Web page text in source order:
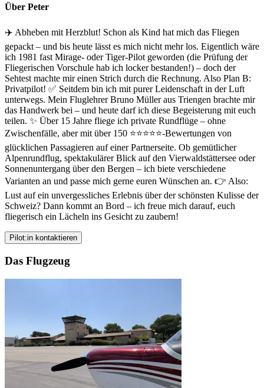
Über Peter
✈️ Abheben mit Herzblut! Schon als Kind hat mich das Fliegen
gepackt – und bis heute lässt es mich nicht mehr los. Eigentlich wäre
ich 1981 fast Mirage- oder Tiger-Pilot geworden (die Prüfung der
Fliegerischen Vorschule hab ich locker bestanden!) – doch der
Sehtest machte mir einen Strich durch die Rechnung. Also Plan B:
Privatpilot! ✅ Seitdem bin ich mit purer Leidenschaft in der Luft
unterwegs. Mein Fluglehrer Bruno Müller aus Triengen brachte mir
das Handwerk bei – und heute darf ich diese Begeisterung mit euch
teilen. ✨ Über 15 Jahre fliege ich private Rundflüge – ohne
Zwischenfälle, aber mit über 150 ⭐⭐⭐⭐⭐-Bewertungen von
glücklichen Passagieren auf einer Partnerseite. Ob gemütlicher
Alpenrundflug, spektakulärer Blick auf den Vierwaldstättersee oder
Sonnenuntergang über den Bergen – ich biete verschiedene
Varianten an und passe mich gerne euren Wünschen an. 👉 Also:
Lust auf ein unvergessliches Erlebnis über der schönsten Kulisse der
Schweiz? Dann kommt an Bord – ich freue mich darauf, euch
fliegerisch ein Lächeln ins Gesicht zu zaubern!
Pilot:in kontaktieren
Das Flugzeug